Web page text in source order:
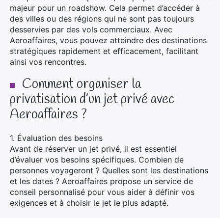
majeur pour un roadshow. Cela permet d’accéder à
des villes ou des régions qui ne sont pas toujours
desservies par des vols commerciaux. Avec
Aeroaffaires, vous pouvez atteindre des destinations
stratégiques rapidement et efficacement, facilitant
ainsi vos rencontres.
Comment organiser la
privatisation d’un jet privé avec
Aeroaffaires ?
1. Évaluation des besoins
Avant de réserver un jet privé, il est essentiel
d’évaluer vos besoins spécifiques. Combien de
personnes voyageront ? Quelles sont les destinations
et les dates ? Aeroaffaires propose un service de
conseil personnalisé pour vous aider à définir vos
exigences et à choisir le jet le plus adapté.